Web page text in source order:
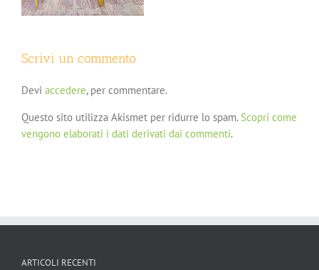
Scrivi un commento
Devi accedere, per commentare.
Questo sito utilizza Akismet per ridurre lo spam. Scopri come
vengono elaborati i dati derivati dai commenti.
ARTICOLI RECENTI